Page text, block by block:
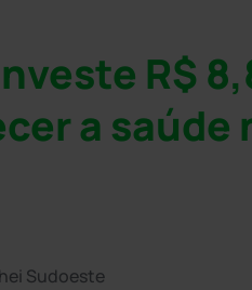
R$
a saúde
Sudoeste